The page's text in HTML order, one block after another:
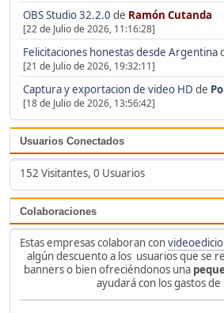
OBS Studio 32.2.0 de Ramón Cutanda
[22 de Julio de 2026, 11:16:28]
Felicitaciones honestas desde Argentina
[21 de Julio de 2026, 19:32:11]
Captura y exportacion de video HD de
[18 de Julio de 2026, 13:56:42]
Usuarios Conectados
152 Visitantes, 0 Usuarios
Colaboraciones
Estas empresas colaboran con
algún descuento a los usuarios que se
banners o bien ofreciéndonos una
ayudará con los gastos de